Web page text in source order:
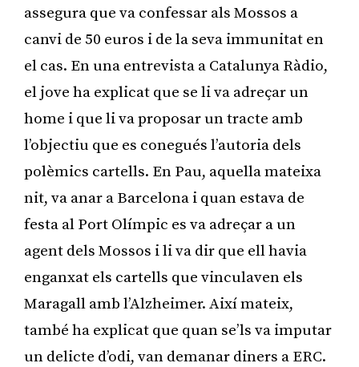
assegura que va confessar als Mossos a
canvi de 50 euros i de la seva immunitat en
el cas. En una entrevista a Catalunya Ràdio,
el jove ha explicat que se li va adreçar un
home i que li va proposar un tracte amb
l’objectiu que es conegués l’autoria dels
polèmics cartells. En Pau, aquella mateixa
nit, va anar a Barcelona i quan estava de
festa al Port Olímpic es va adreçar a un
agent dels Mossos i li va dir que ell havia
enganxat els cartells que vinculaven els
Maragall amb l’Alzheimer. Així mateix,
també ha explicat que quan se’ls va imputar
un delicte d’odi, van demanar diners a ERC.